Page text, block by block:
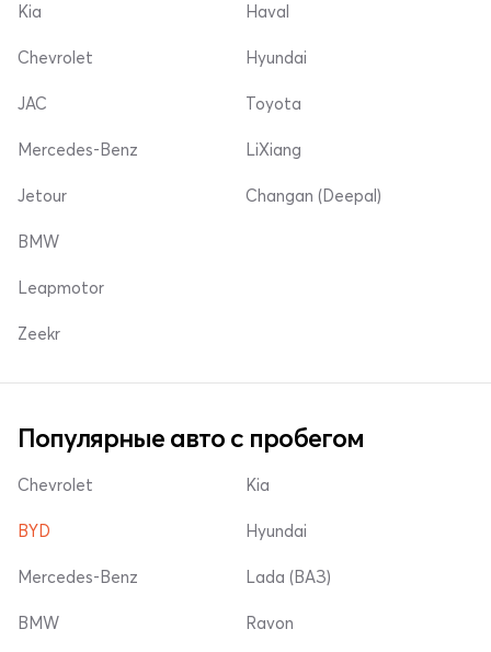
Kia
Chevrolet
Haval
Hyundai
JAC
Mercedes-Benz
Jetour
Toyota
LiXiang
Changan (Deepal)
BMW
Leapmotor
Zeekr
Популярные авто с пробегом
Chevrolet
BYD
Mercedes-Benz
Kia
Hyundai
Lada (ВАЗ)
BMW Ravon